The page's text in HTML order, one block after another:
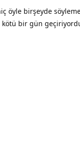
öyle birşeyde
bir gün